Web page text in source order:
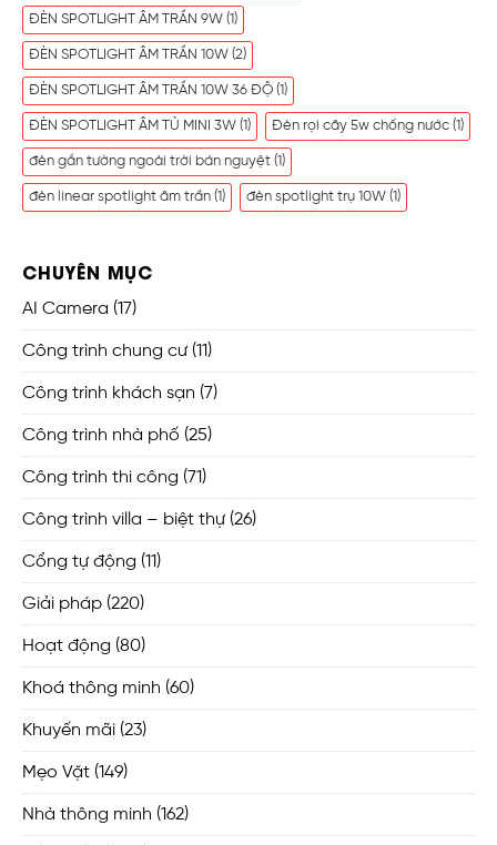
ĐÈN SPOTLIGHT ÂM TRẦN 9W (1)
ĐÈN SPOTLIGHT ÂM TRẦN 10W (2)
ĐÈN SPOTLIGHT ÂM TRẦN 10W 36 ĐỘ (1)
ĐÈN SPOTLIGHT ÂM TỦ MINI 3W (1) Đèn rọi cây 5w chống nước (1)
đèn gắn tường ngoài trời bán nguyệt (1)
đèn linear spotlight âm trần (1) đèn spotlight trụ 10W (1)
CHUYÊN MỤC
AI Camera (17)
Công trình chung cư(11)
Công trình khách sạn (7)
Công trình nhà phố (25)
Công trình thi công (71)
Công trình villa – biệt thự(26)
Cổng tự động (11)
Giải pháp (220)
Hoạt động (80)
Khoá thông minh (60)
Khuyến mãi (23)
Mẹo Vặt (149)
Nhà thông minh (162)